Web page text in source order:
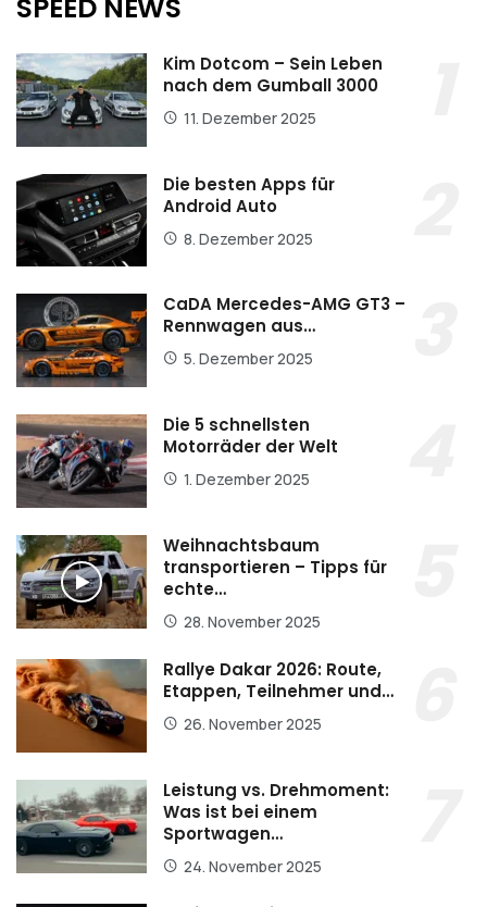
SPEED NEWS
Kim Dotcom – Sein Leben
nach dem Gumball 3000
11. Dezember 2025
Die besten Apps für
Android Auto
8. Dezember 2025
CaDA Mercedes-AMG GT3 –
Rennwagen aus…
5. Dezember 2025
Die 5 schnellsten
Motorräder der Welt
1. Dezember 2025
Weihnachtsbaum
transportieren – Tipps für
echte…
28. November 2025
Rallye Dakar 2026: Route,
Etappen, Teilnehmer und…
26. November 2025
Leistung vs. Drehmoment:
Was ist bei einem
Sportwagen…
24. November 2025